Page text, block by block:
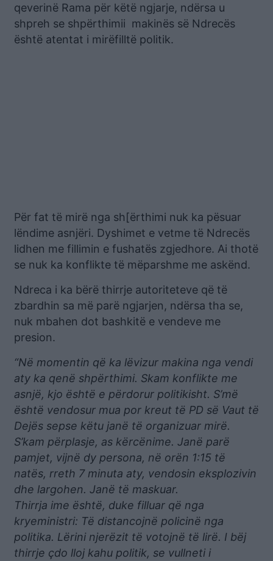
qeverinë Rama për këtë ngjarje, ndërsa u
shpreh se shpërthimii makinës së Ndrecës
është atentat i mirëfilltë politik.
Për fat të mirë nga sh[ërthimi nuk ka pësuar
lëndime asnjëri. Dyshimet e vetme të Ndrecës
lidhen me fillimin e fushatës zgjedhore. Ai thotë
se nuk ka konflikte të mëparshme me askënd.
Ndreca i ka bërë thirrje autoriteteve që të
zbardhin sa më parë ngjarjen, ndërsa tha se,
nuk mbahen dot bashkitë e vendeve me
presion.
“Në momentin që ka lëvizur makina nga vendi
aty ka qenë shpërthimi. Skam konflikte me
asnjë, kjo është e përdorur politikisht. S’më
është vendosur mua por kreut të PD së Vaut të
Dejës sepse këtu janë të organizuar mirë.
S’kam përplasje, as kërcënime. Janë parë
pamjet, vijnë dy persona, në orën 1:15 të
natës, rreth 7 minuta aty, vendosin eksplozivin
dhe largohen. Janë të maskuar.
Thirrja ime është, duke filluar që nga
kryeministri: Të distancojnë policinë nga
politika. Lërini njerëzit të votojnë të lirë. I bëj
thirrje çdo lloj kahu politik, se vullneti i